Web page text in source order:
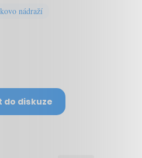
nádraží
do diskuze